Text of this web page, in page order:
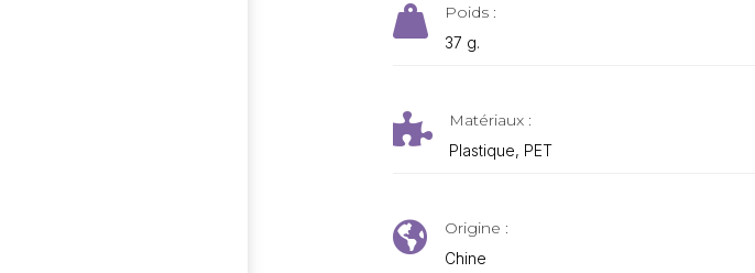
 Poids :
37 g.
 Matériaux :
Plastique, PET
 Origine :
Chine